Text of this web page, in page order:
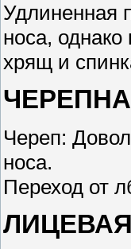
Удлиненная
носа,
хрящ и
Череп:
носа.
Переход от